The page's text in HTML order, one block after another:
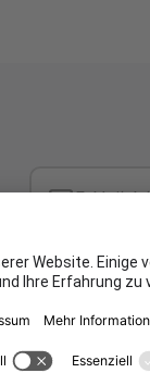
Ich möchte